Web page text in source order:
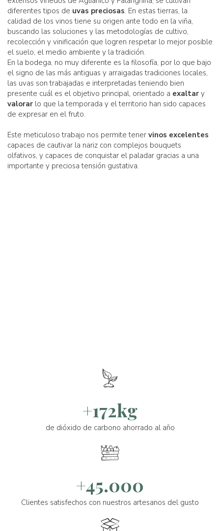
diferentes tipos de uvas preciosas. En estas tierras, la
calidad de los vinos tiene su origen ante todo en la viña,
buscando las soluciones y las metodologías de cultivo,
recolección y vinificación que logren respetar lo mejor posible
el suelo, el medio ambiente y la tradición.
En la bodega, no muy diferente es la filosofía, por lo que bajo
el signo de las más antiguas y arraigadas tradiciones locales,
las uvas son trabajadas e interpretadas teniendo bien
presente cuál es el objetivo principal, orientado a exaltar y
valorar lo que la temporada y el territorio han sido capaces
de expresar en el fruto.
Este meticuloso trabajo nos permite tener vinos excelentes
capaces de cautivar la nariz con complejos bouquets
olfativos, y capaces de conquistar el paladar gracias a una
importante y preciosa tensión gustativa.
+172kg
de dióxido de carbono ahorrado al año
+45.000
Clientes satisfechos con nuestros artesanos del gusto